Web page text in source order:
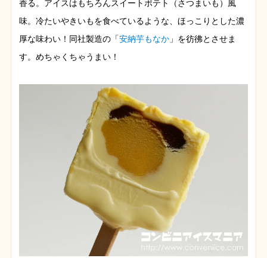
香る。アイスはもちろんスイートポテト（さつまいも）風
味。冷たいやきいもを食べているような、ほっこりとした濃
厚な味わい！同社製造の「安納芋もなか 」を彷彿とさせま
す。めちゃくちゃうまい！